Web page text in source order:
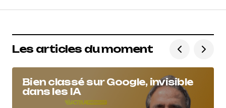
Les articles du moment
Bien classé sur Google, invisible
dans les IA